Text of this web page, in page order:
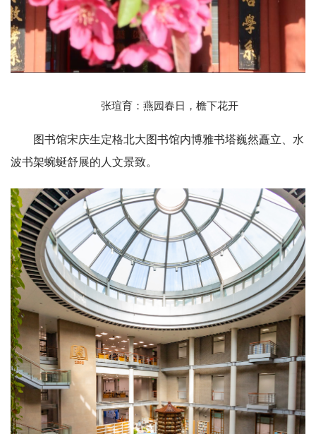
张瑄育：燕园春日，檐下花开
图书馆宋庆生定格北大图书馆内博雅书塔巍然矗立、水
波书架蜿蜒舒展的人文景致。